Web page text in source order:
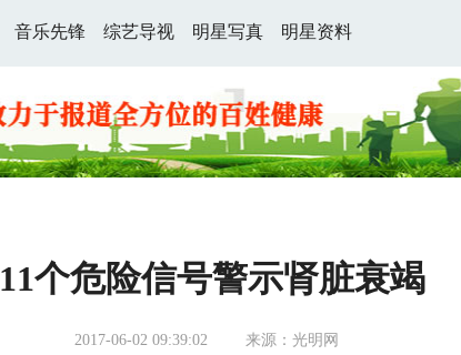
音乐先锋 综艺导视 明星写真 明星资料
11个危险信号警示肾脏衰竭
2017-06-02 09:39:02 来源：光明网